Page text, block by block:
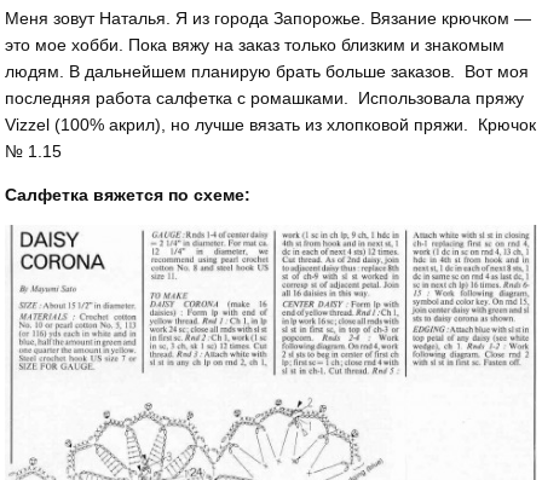
Меня зовут Наталья. Я из города Запорожье. Вязание крючком —
это мое хобби. Пока вяжу на заказ только близким и знакомым
людям. В дальнейшем планирую брать больше заказов. Вот моя
последняя работа салфетка с ромашками. Использовала пряжу
Vizzel (100% акрил), но лучше вязать из хлопковой пряжи. Крючок
№ 1.15
Салфетка вяжется по схеме: